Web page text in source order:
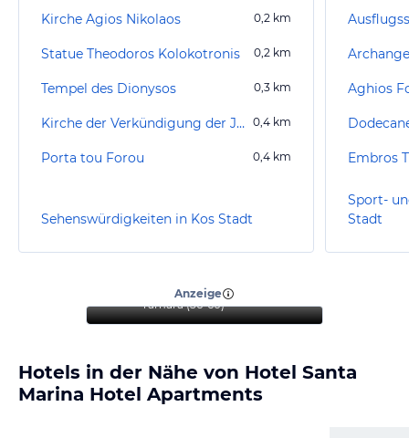
Kirche Agios Nikolaos 0,2 km
Statue Theodoros Kolokotronis 0,2 km
Tempel des Dionysos 0,3 km
Kirche der Verkündigung der Jungfrau Maria 0,4 km
Porta tou Forou 0,4 km
Sehenswürdigkeiten in Kos Stadt
Aghios
Embros
Sport-
Stadt
Anzeige
Tamara (56-60)
Hotels in der Nähe von Hotel Santa
Marina Hotel Apartments